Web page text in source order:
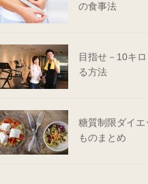
の食事法
目指せ－10キ
る方法
糖質制限ダイ
ものまとめ